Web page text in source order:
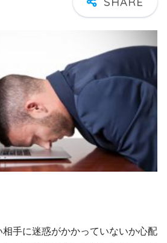
手に迷惑がかかっていないか心配